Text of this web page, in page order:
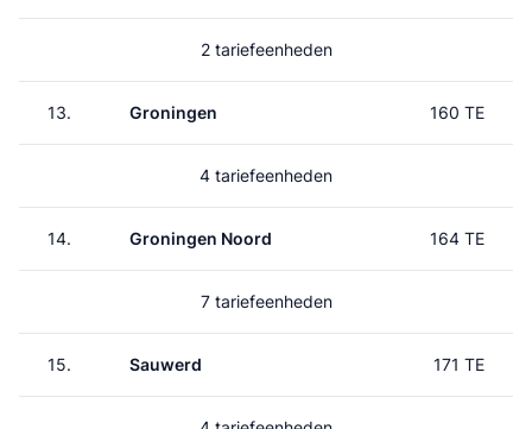
2 tariefeenheden
13. Groningen 160 TE
4 tariefeenheden
14. Groningen Noord 164 TE
7 tariefeenheden
15. Sauwerd 171 TE